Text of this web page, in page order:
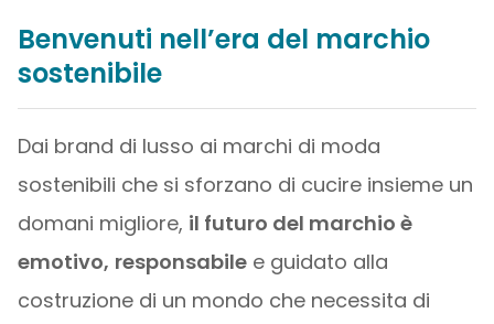
Benvenuti nell’era del marchio
sostenibile
Dai brand di lusso ai marchi di moda
sostenibili che si sforzano di cucire insieme un
domani migliore, il futuro del marchio è
emotivo, responsabilee guidato alla
costruzione di un mondo che necessita di